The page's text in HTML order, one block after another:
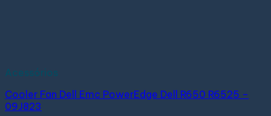
Acessórios
Cooler Fan Dell Emc PowerEdge Dell R650 R6525 –
09J823